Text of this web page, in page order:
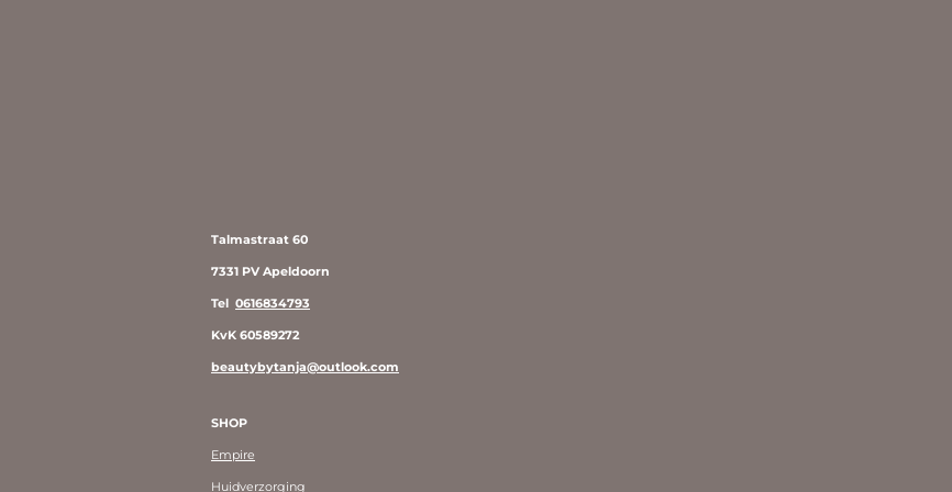
Talmastraat 60
7331 PV Apeldoorn
Tel 0616834793
KvK 60589272
beautybytanja@outlook.com
SHOP
Empire
Huidverzorging